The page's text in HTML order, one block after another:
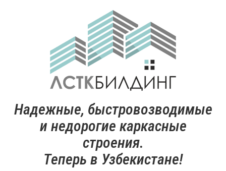
Надежные, быстровозводимые
и недорогие каркасные
строения.
Теперь в Узбекистане!